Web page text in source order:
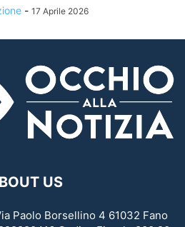
- 17 Aprile 2026
US
Paolo Borsellino 4 61032 Fano